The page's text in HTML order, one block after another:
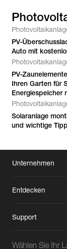
PV-
Auto mit
PV-
Ihren Garten für
Energiespeicher
Solaranlage
und wichtige
Unternehmen
Entdecken
Support
Wählen Sie Ihr